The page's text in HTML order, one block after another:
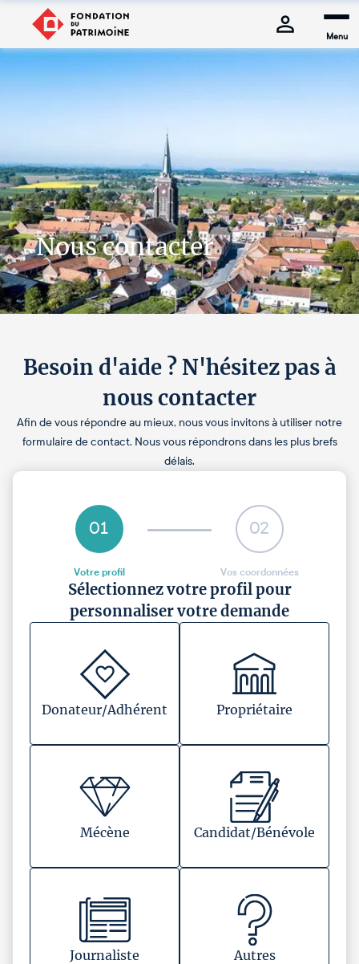
Menu
Nous contacter
Besoin d'aide ? N'hésitez pas à
nous contacter
Afin de vous répondre au mieux, nous vous invitons à utiliser notre
formulaire de contact. Nous vous répondrons dans les plus brefs
délais.
01
Votre profil
02
Vos coordonnées
Sélectionnez votre profil pour
personnaliser votre demande
Donateur/Adhérent Propriétaire
Mécène Candidat/Bénévole
Journaliste Autres